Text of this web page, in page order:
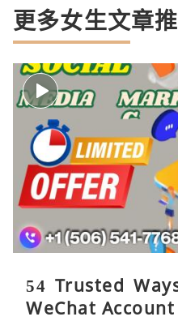
更多女生文章
54 Trusted
WeChat